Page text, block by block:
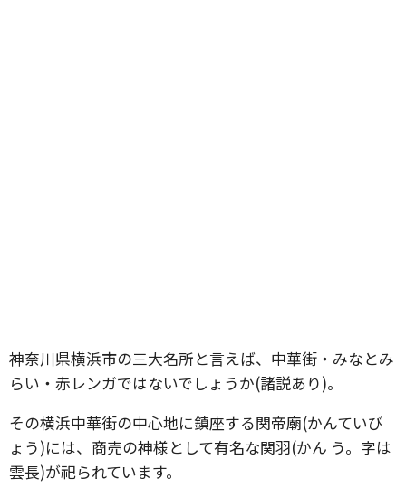
神奈川県横浜市の三大名所と言えば、中華街・みなとみ
らい・赤レンガではないでしょうか(諸説あり)。
その横浜中華街の中心地に鎮座する関帝廟(かんていび
ょう)には、商売の神様として有名な関羽(かん う。字は
雲長)が祀られています。